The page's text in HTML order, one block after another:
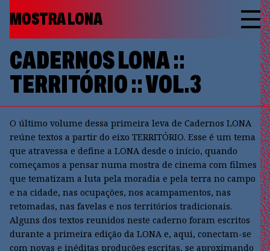
MOSTRA LONA
CADERNOS LONA ::
TERRITÓRIO :: VOL.3
O último volume dessa primeira leva de Cadernos LONA
reúne textos a partir do eixo TERRITÓRIO. Esse é um tema
que atravessa e define a LONA desde o início, quando
começamos a pensar numa mostra de cinema com filmes
que tematizam a luta pela moradia e pela terra no campo
e na cidade, nas ocupações, nos acampamentos, nas
retomadas, nas favelas e nos territórios tradicionais.
Alguns dos textos reunidos neste caderno foram escritos
durante a primeira edição da LONA e, aqui, conectam-se
com novas e inéditas produções escritas, se aproximando